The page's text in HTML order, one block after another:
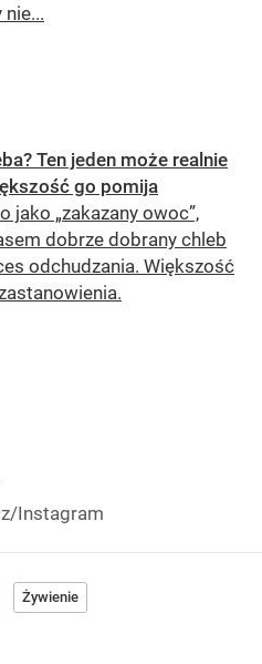
Ten jeden może realnie
go pomija
jako „zakazany owoc”,
dobrze dobrany chleb
odchudzania. Większość
Instagram
Żywienie